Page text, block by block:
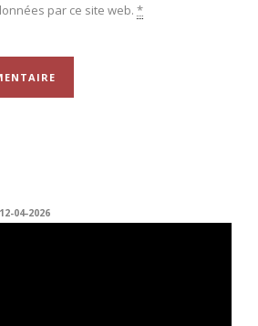
par ce site web. *
04-2026